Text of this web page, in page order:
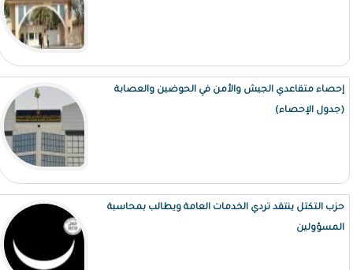
إحصاء متقاعدي الجيش والأمن في الحوضين والعصابة
(جدول الإحصاء)
حزب التكتل ينتقد تردي الخدمات العامة ويطالب بمحاسبة
المسؤولين